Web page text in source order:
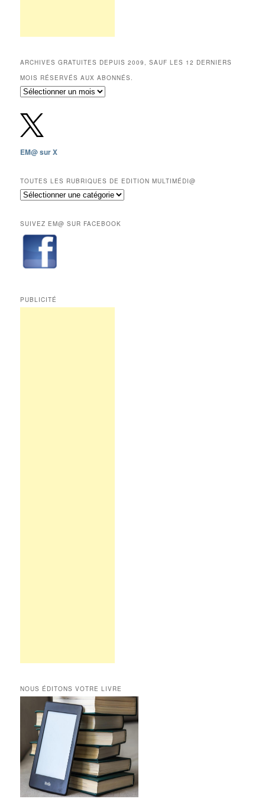
ARCHIVES GRATUITES DEPUIS 2009, SAUF LES 12 DERNIERS
MOIS RÉSERVÉS AUX ABONNÉS.
Archives
depuis
2009,
sauf
12
mois
réservés
aux
EM@ sur X
TOUTES LES RUBRIQUES DE EDITION MULTIMÉDI@
Toutes
de
Edition
Multimédi@
SUIVEZ EM@ SUR FACEBOOK
PUBLICITÉ
NOUS ÉDITONS VOTRE LIVRE